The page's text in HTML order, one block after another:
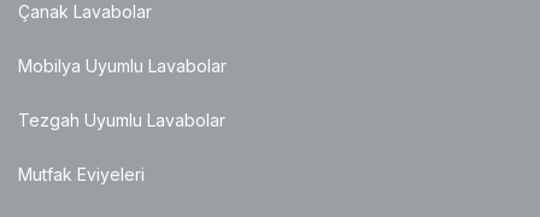
Çanak Lavabolar
Mobilya Uyumlu Lavabolar
Tezgah Uyumlu Lavabolar
Mutfak Eviyeleri